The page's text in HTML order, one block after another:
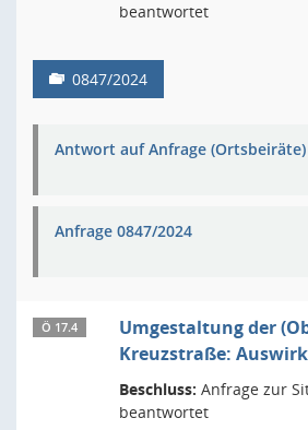
beantwortet
0847/2024
Antwort auf Anfrage (Ortsbeiräte)
Anfrage 0847/2024
Ö 17.4
Umgestaltung der
Kreuzstraße:
Beschluss: Anfrage zur
beantwortet